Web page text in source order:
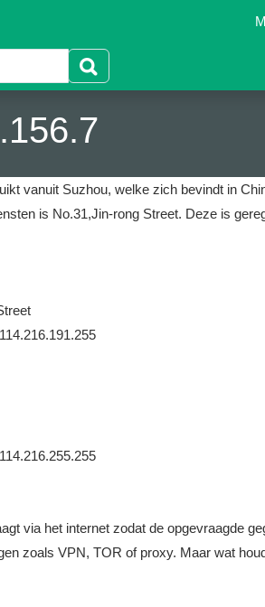
vanuit Suzhou, welke zich bevindt in
is No.31,Jin-rong Street. Deze is
via het internet zodat de opgevraagde
zoals VPN, TOR of proxy. Maar wat